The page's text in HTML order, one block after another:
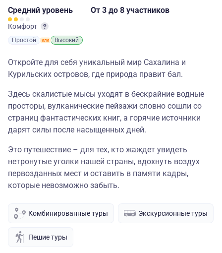
Средний уровень
Комфорт
Простой Высокий
От 3 до 8 участников
Откройте для себя уникальный мир Сахалина и
Курильских островов, где природа правит бал.
Здесь скалистые мысы уходят в бескрайние водные
просторы, вулканические пейзажи словно сошли со
страниц фантастических книг, а горячие источники
дарят силы после насыщенных дней.
Это путешествие – для тех, кто жаждет увидеть
нетронутые уголки нашей страны, вдохнуть воздух
первозданных мест и оставить в памяти кадры,
которые невозможно забыть.
Комбинированные туры Экскурсионные туры
Пешие туры